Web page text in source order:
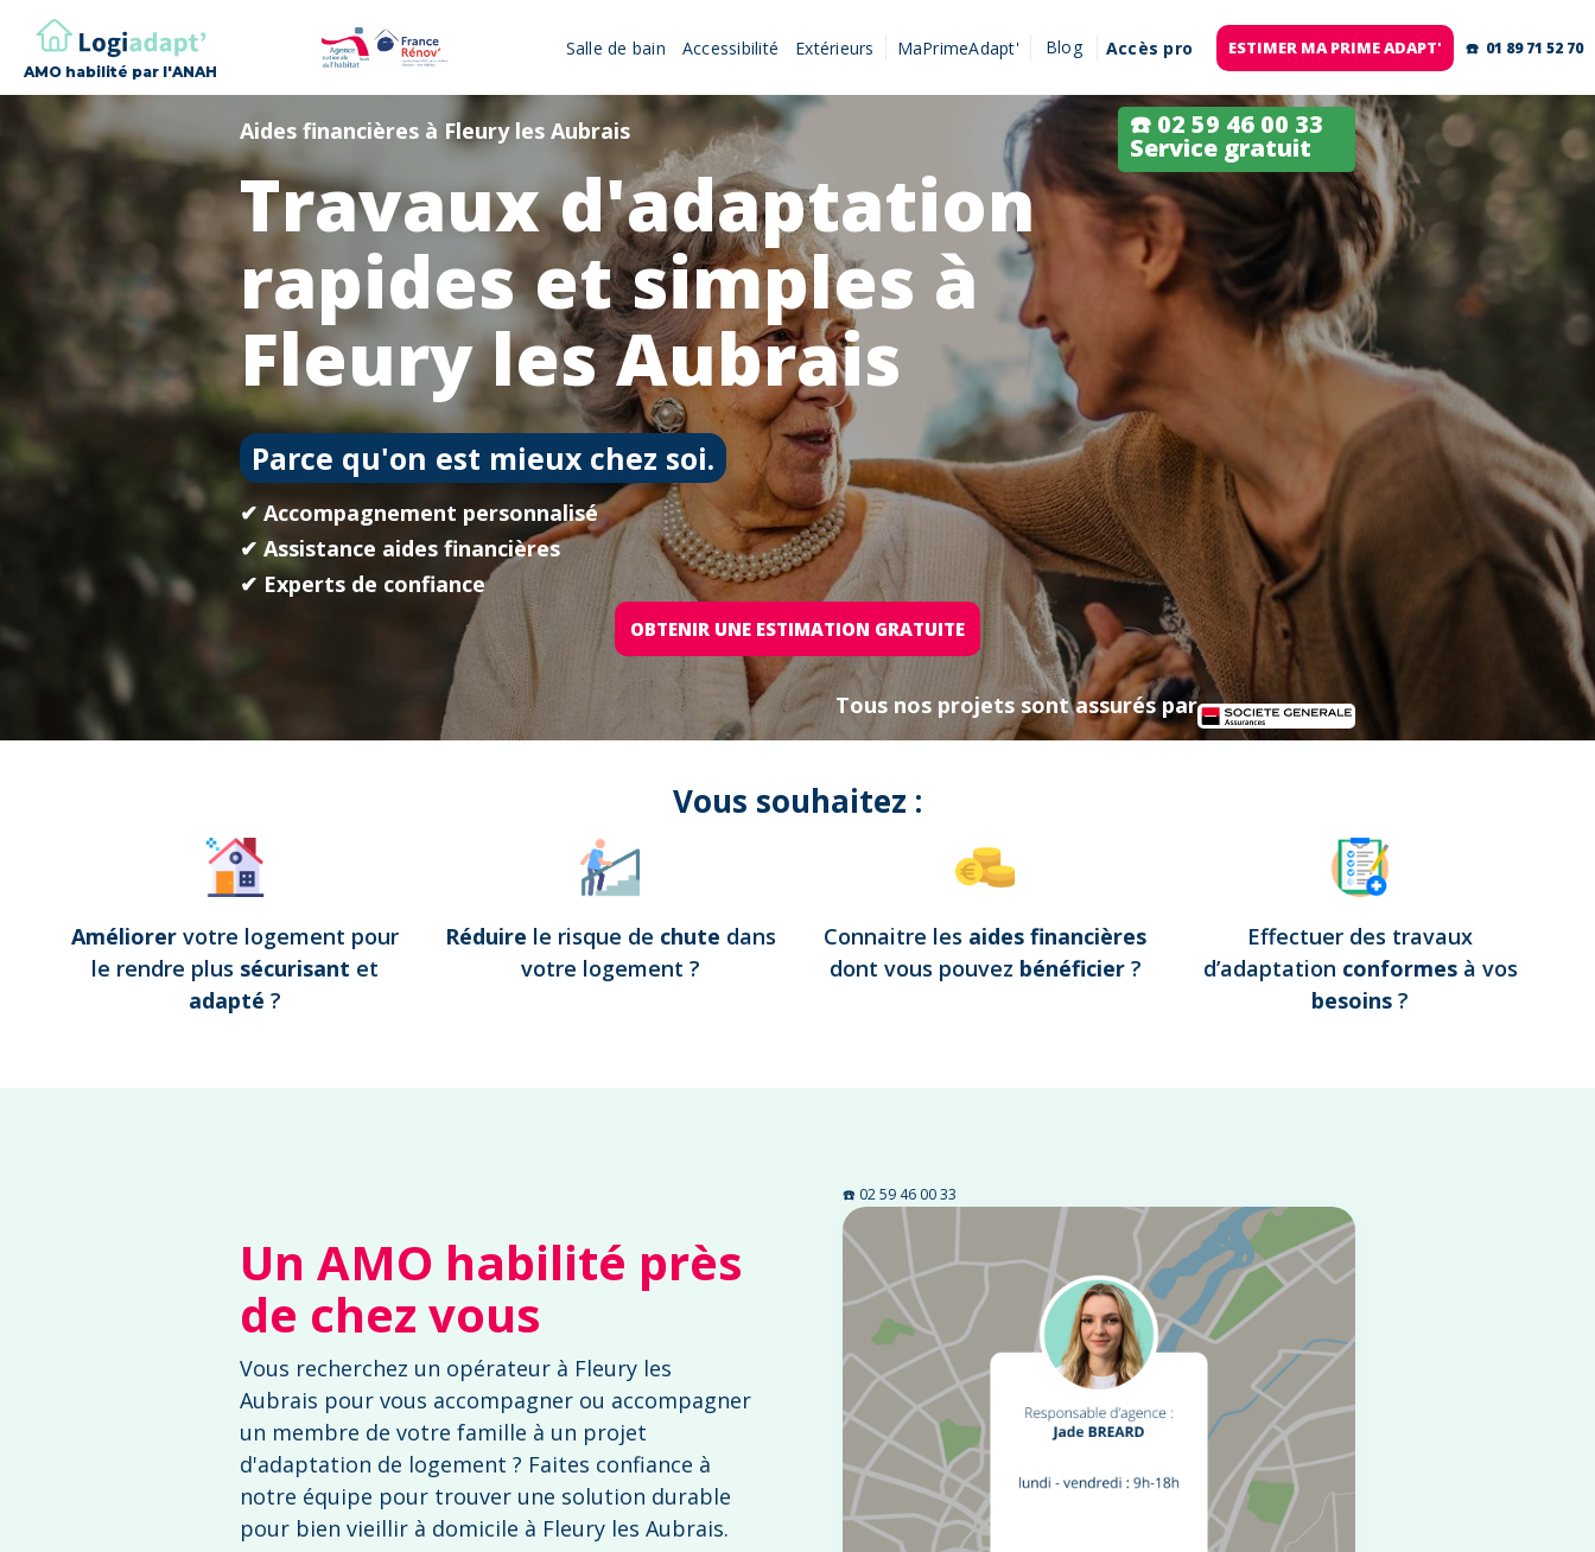
AMO habilité par l'ANAH
Salle de bain Accessibilité Extérieurs MaPrimeAdapt' Blog Accès pro ESTIMER MA PRIME ADAPT' ☎️ 01 89 71 52 70
☎️ 02 59 46 00 33
Service gratuit
Aides financières à Fleury les Aubrais
Travaux d'adaptation
rapides et simples à
Fleury les Aubrais
Parce qu'on est mieux chez soi.
✔ Accompagnement personnalisé
✔ Assistance aides financières
✔ Experts de confiance
OBTENIR UNE ESTIMATION GRATUITE
Tous nos projets sont assurés par
Vous souhaitez :
Améliorer votre logement pour
le rendre plus sécurisant et
adapté ?
Réduire le risque de chute dans
votre logement ?
Connaitre les aides financières
dont vous pouvez bénéficier ?
Effectuer des travaux
d’adaptation conformes à vos
besoins ?
Un AMO habilité près
de chez vous
Vous recherchez un opérateur à Fleury les
Aubrais pour vous accompagner ou accompagner
un membre de votre famille à un projet
d'adaptation de logement ? Faites confiance à
notre équipe pour trouver une solution durable
pour bien vieillir à domicile à Fleury les Aubrais.
☎️ 02 59 46 00 33